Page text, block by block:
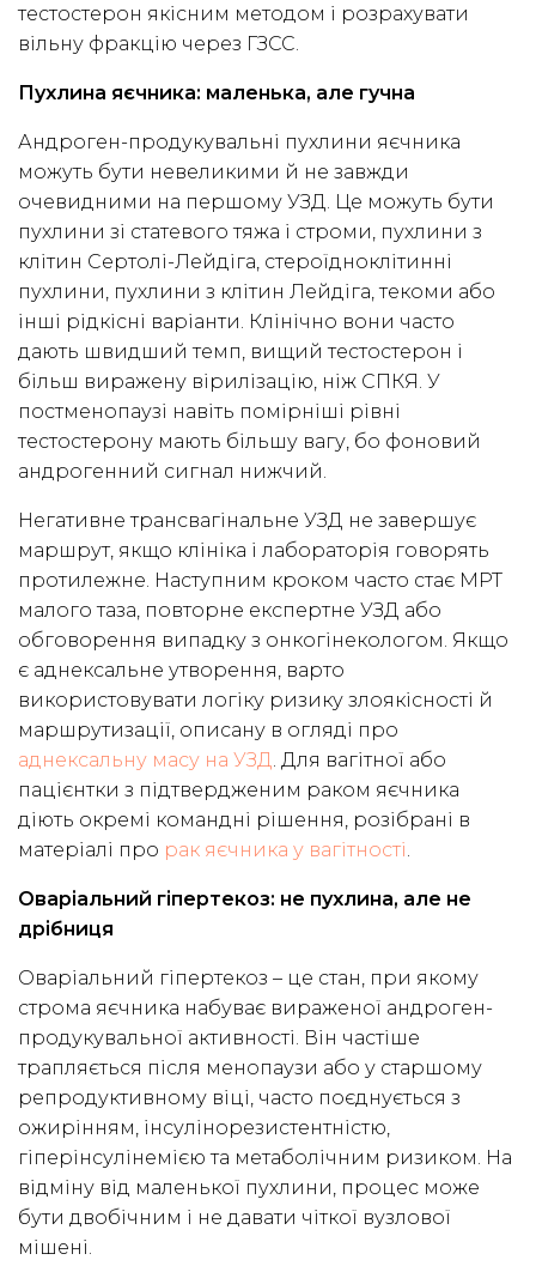
тестостерон якісним методом і розрахувати
вільну фракцію через ГЗСС.
Пухлина яєчника: маленька, але гучна
Андроген-продукувальні пухлини яєчника
можуть бути невеликими й не завжди
очевидними на першому УЗД. Це можуть бути
пухлини зі статевого тяжа і строми, пухлини з
клітин Сертолі-Лейдіга, стероїдноклітинні
пухлини, пухлини з клітин Лейдіга, текоми або
інші рідкісні варіанти. Клінічно вони часто
дають швидший темп, вищий тестостерон і
більш виражену вірилізацію, ніж СПКЯ. У
постменопаузі навіть помірніші рівні
тестостерону мають більшу вагу, бо фоновий
андрогенний сигнал нижчий.
Негативне трансвагінальне УЗД не завершує
маршрут, якщо клініка і лабораторія говорять
протилежне. Наступним кроком часто стає МРТ
малого таза, повторне експертне УЗД або
обговорення випадку з онкогінекологом. Якщо
є аднексальне утворення, варто
використовувати логіку ризику злоякісності й
маршрутизації, описану в огляді про
аднексальну масу на УЗД. Для вагітної або
пацієнтки з підтвердженим раком яєчника
діють окремі командні рішення, розібрані в
матеріалі про рак яєчника у вагітності.
Оваріальний гіпертекоз: не пухлина, але не
дрібниця
Оваріальний гіпертекоз – це стан, при якому
строма яєчника набуває вираженої андроген-
продукувальної активності. Він частіше
трапляється після менопаузи або у старшому
репродуктивному віці, часто поєднується з
ожирінням, інсулінорезистентністю,
гіперінсулінемією та метаболічним ризиком. На
відміну від маленької пухлини, процес може
бути двобічним і не давати чіткої вузлової
мішені.